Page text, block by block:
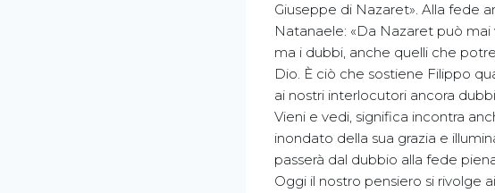
Giuseppe di Nazaret». Alla fede
Natanaele: «Da Nazaret può
ma i dubbi, anche quelli che
Dio. È ciò che sostiene Filippo
ai nostri interlocutori ancora
Vieni e vedi, significa incontra
inondato della sua grazia e
passerà dal dubbio alla fede
Oggi il nostro pensiero si rivolge